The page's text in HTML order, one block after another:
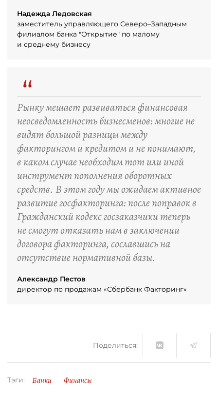
Надежда Ледовская
заместитель управляющего Северо–Западным
филиалом банка "Открытие" по малому
и среднему бизнесу
“
Рынку мешает развиваться финансовая
неосведомленность бизнесменов: многие не
видят большой разницы между
факторингом и кредитом и не понимают,
в каком случае необходим тот или иной
инструмент пополнения оборотных
средств. В этом году мы ожидаем активное
развитие госфакторинга: после поправок в
Гражданский кодекс госзаказчики теперь
не смогут отказать нам в заключении
договора факторинга, сославшись на
отсутствие нормативной базы.
Александр Пестов
директор по продажам «Сбербанк Факторинг»
Поделиться:
Тэги: Банки Финансы